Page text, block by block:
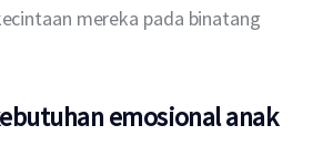
mereka pada binatang
emosional anak